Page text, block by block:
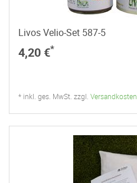
Livos Velio-Set 587-5
4,20 €*
* inkl. ges. MwSt. zzgl. Versandkosten